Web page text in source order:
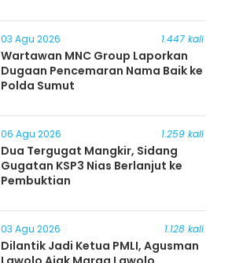
03 Agu 2026 1.447 kali
Wartawan MNC Group Laporkan
Dugaan Pencemaran Nama Baik ke
Polda Sumut
06 Agu 2026 1.259 kali
Dua Tergugat Mangkir, Sidang
Gugatan KSP3 Nias Berlanjut ke
Pembuktian
03 Agu 2026 1.128 kali
Dilantik Jadi Ketua PMLI, Agusman